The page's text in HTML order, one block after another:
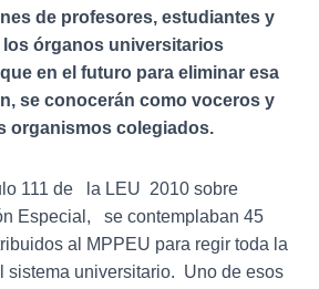
de profesores, estudiantes y
órganos universitarios
en el futuro para eliminar esa
se conocerán como voceros y
organismos colegiados.
111 de la LEU 2010 sobre
Especial, se contemplaban 45
al MPPEU para regir toda la
sistema universitario. Uno de esos